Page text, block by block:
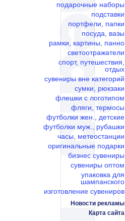
подарочные наборы
подставки
портфели, папки
посуда, вазы
рамки, картины, панно
светоотражатели
спорт, путешествия,
отдых
сувениры вне категорий
сумки, рюкзаки
флешки c логотипом
фляги, термосы
футболки жен., детские
футболки муж., рубашки
часы, метеостанции
оригинальные подарки
бизнес сувениры
сувениры оптом
упаковка для
шампанского
изготовление сувениров
Новости рекламы
Карта сайта